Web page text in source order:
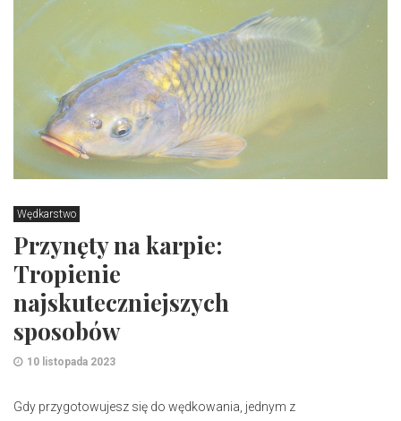
Wędkarstwo
Przynęty na karpie:
Tropienie
najskuteczniejszych
sposobów
10 listopada 2023
Gdy przygotowujesz się do wędkowania, jednym z